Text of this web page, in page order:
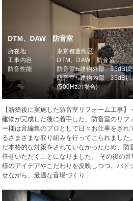
DTM、DAW 防音室
所在地
東京都豊島区
工事内容
DTM、DAW 防音室
防音性能
防音室⇆建物外部 55dB以
防音室⇆建物内部 35dB以
(500Hzの場合)
【新築後に実施した防音室リフォーム工事
建物が完成した後に着手した、防音室のリフ
ー様は音編集のプロとして日々お仕事をされ
るさまざまな取り組みを行ってこられました
だ本格的な対策をされていなかったため、防
任せいただくことになりました。 その後の
様のアイデアやこだわりを反映しつつ、バド
せながら、最適な音場づくり…